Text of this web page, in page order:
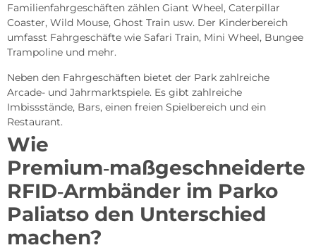
Familienfahrgeschäften zählen Giant Wheel, Caterpillar
Coaster, Wild Mouse, Ghost Train usw. Der Kinderbereich
umfasst Fahrgeschäfte wie Safari Train, Mini Wheel, Bungee
Trampoline und mehr.
Neben den Fahrgeschäften bietet der Park zahlreiche
Arcade- und Jahrmarktspiele. Es gibt zahlreiche
Imbissstände, Bars, einen freien Spielbereich und ein
Restaurant.
Wie
Premium‑maßgeschneiderte
RFID‑Armbänder im Parko
Paliatso den Unterschied
machen?